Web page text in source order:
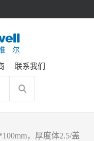
联系我们
，厚度体2.5/盖